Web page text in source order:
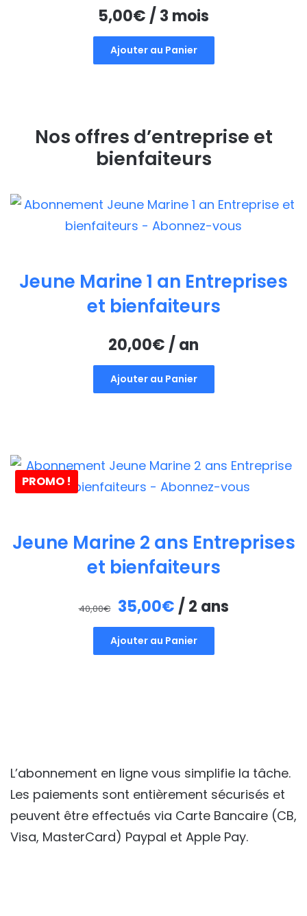
5,00€ / 3 mois
Ajouter au Panier
Nos offres d’entreprise et
bienfaiteurs
Jeune Marine 1 an Entreprises
et bienfaiteurs
20,00€/ an
Ajouter au Panier
PROMO !
Jeune Marine 2 ans Entreprises
et bienfaiteurs
40,00€
Le
prix
initial
35,00€Le
prix
actuel
/ 2 ans
Ajouter au Panier
L’abonnement en ligne vous simplifie la tâche.
Les paiements sont entièrement sécurisés et
peuvent être effectués via Carte Bancaire (CB,
Visa, MasterCard) Paypal et Apple Pay.